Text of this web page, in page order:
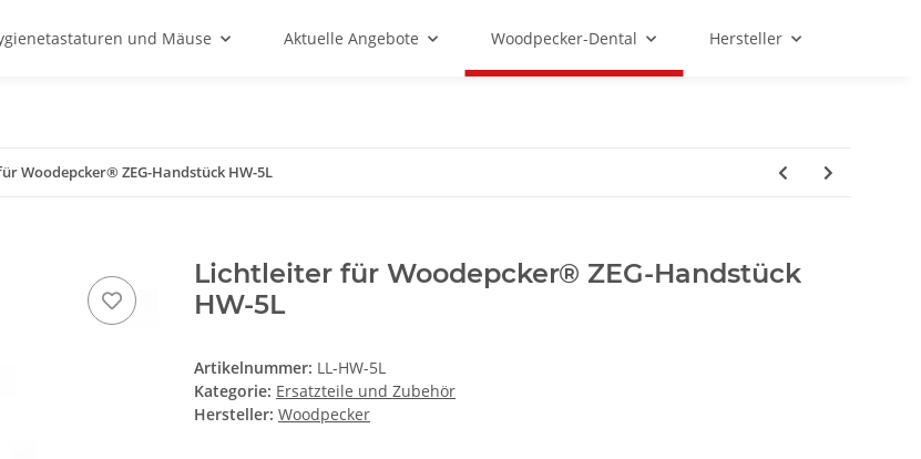
und Mäuse Aktuelle Angebote Woodpecker-Dental Hersteller
Woodepcker® ZEG-Handstück HW-5L
Lichtleiter für Woodepcker® ZEG-Handstück
HW-5L
Artikelnummer: LL-HW-5L
Kategorie: Ersatzteile und Zubehör
Hersteller: Woodpecker